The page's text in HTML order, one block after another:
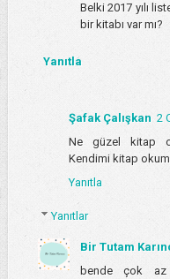
Belki 2017 yılı
bir kitabı var mı?
Yanıtla
Şafak Çalışkan 2
Ne güzel kitap
Kendimi kitap
Yanıtla
Yanıtlar
Bir Tutam
bende çok az